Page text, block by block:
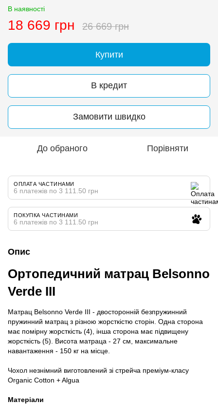
В наявності
18 669 грн 26 669 грн
Купити
В кредит
Замовити швидко
До обраного Порівняти
ОПЛАТА ЧАСТИНАМИ
6 платежів по 3 111.50 грн
ПОКУПКА ЧАСТИНАМИ
6 платежів по 3 111.50 грн
Опис
Ортопедичний матрац Belsonno
Verde III
Матрац Belsonno Verde III - двосторонній безпружинний
пружинний матрац з різною жорсткістю сторін. Одна сторона
має помірну жорсткість (4), інша сторона має підвищену
жорсткість (5). Висота матраца - 27 см, максимальне
навантаження - 150 кг на місце.
Чохол незнімний виготовлений зі стрейча преміум-класу
Organic Cotton + Algua
Матеріали